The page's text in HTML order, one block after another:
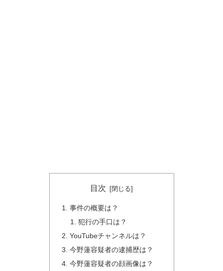
目次
事件の概要は？
犯行の手口は？
YouTubeチャンネルは？
今野蓮容疑者の逮捕歴は？
今野蓮容疑者の顔画像は？